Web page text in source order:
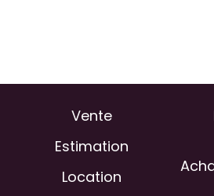
Vente
Estimation
Location